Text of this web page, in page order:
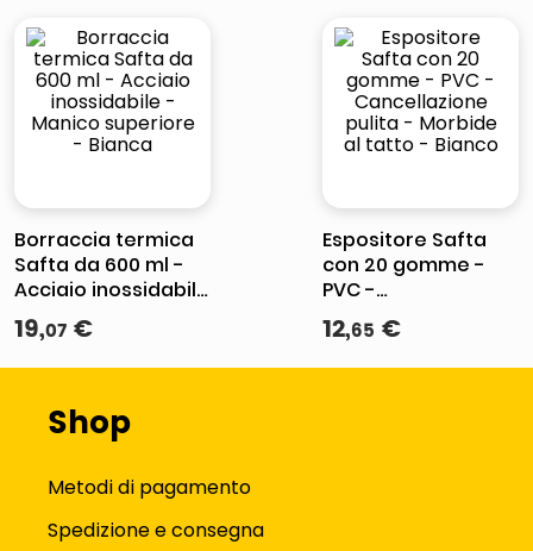
Borraccia termica
Safta da 600 ml -
Acciaio inossidabile
- Manico superiore
- Bianca
19,07 €
Espositore Safta
con 20 gomme -
PVC -
Cancellazione
pulita - Morbide al
tatto - Bianco
12,65 €
Shop
Metodi di pagamento
Spedizione e consegna